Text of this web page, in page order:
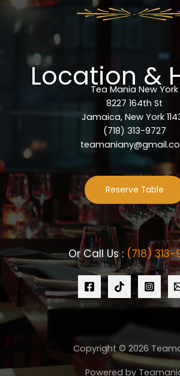
Location &
Tea Mania New York
8227 164th St
Jamaica, New York
(718) 313-9727
Reserve Table
Or Call Us : (718) 313-
Copyright © 2026
Powered by